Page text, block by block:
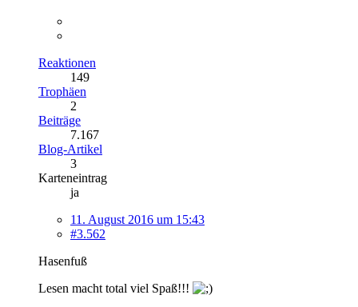
Reaktionen
149
Trophäen
2
Beiträge
7.167
Blog-Artikel
3
Karteneintrag
ja
11. August 2016 um 15:43
#3.562
Hasenfuß
Lesen macht total viel Spaß!!!